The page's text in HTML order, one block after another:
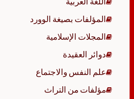
المؤلفات بصيغة الوورد
المجلات الإسلامية
دوائر العقيدة
علم النفس والاجتماع
مؤلفات من التراث